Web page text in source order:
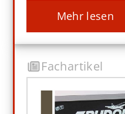
mehr lesen
Fachartikel